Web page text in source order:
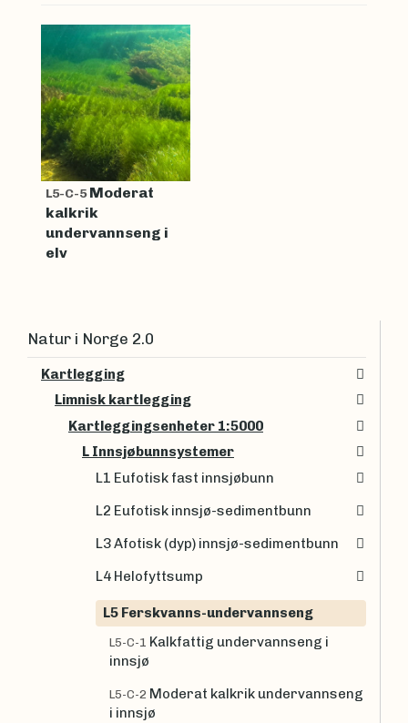
L5-C-5Moderat
kalkrik
undervannseng i
elv
Natur i Norge 2.0
Kartlegging
Limnisk kartlegging
Kartleggingsenheter 1:5000
L Innsjøbunnsystemer
L1 Eufotisk fast innsjøbunn
L2 Eufotisk innsjø-sedimentbunn
L3 Afotisk (dyp) innsjø-sedimentbunn
L4 Helofyttsump
L5 Ferskvanns-undervannseng
L5-C-1 Kalkfattig undervannseng i
innsjø
L5-C-2 Moderat kalkrik undervannseng
i innsjø